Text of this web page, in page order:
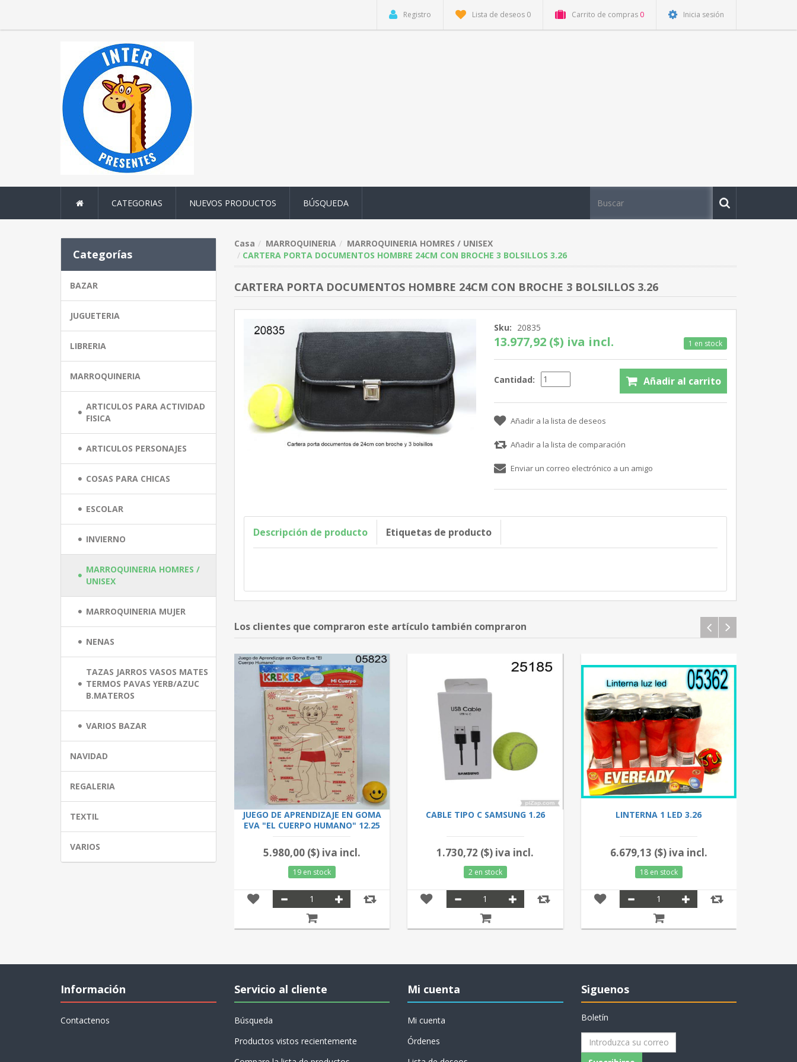
Registro Lista de deseos 0 Carrito de compras 0 Inicia sesión
CATEGORIAS NUEVOS PRODUCTOS BÚSQUEDA
Categorías
BAZAR
JUGUETERIA
LIBRERIA
MARROQUINERIA
ARTICULOS PARA ACTIVIDAD
FISICA
ARTICULOS PERSONAJES
COSAS PARA CHICAS
ESCOLAR
INVIERNO
MARROQUINERIA HOMRES /
UNISEX
MARROQUINERIA MUJER
NENAS
TAZAS JARROS VASOS MATES
TERMOS PAVAS YERB/AZUC
B.MATEROS
VARIOS BAZAR
NAVIDAD
REGALERIA
TEXTIL
VARIOS
Casa MARROQUINERIA
MARROQUINERIA HOMRES / UNISEX
CARTERA PORTA DOCUMENTOS HOMBRE 24CM CON BROCHE 3 BOLSILLOS 3.26
CARTERA PORTA DOCUMENTOS HOMBRE 24CM CON BROCHE 3 BOLSILLOS 3.26
Sku: 20835
13.977,92 ($) iva incl. 1 en stock
Cantidad:
Descripción de producto Etiquetas de producto
Los clientes que compraron este artículo también compraron
JUEGO DE APRENDIZAJE EN GOMA
EVA "EL CUERPO HUMANO" 12.25
5.980,00 ($) iva incl.
19 en stock
CABLE TIPO C SAMSUNG 1.26
1.730,72 ($) iva incl.
2 en stock
LINTERNA 1 LED 3.26
6.679,13 ($) iva incl.
18 en stock
Información
Contactenos
Servicio al cliente
Búsqueda
Productos vistos recientemente
Mi cuenta
Mi cuenta
Órdenes
Siguenos
Boletín